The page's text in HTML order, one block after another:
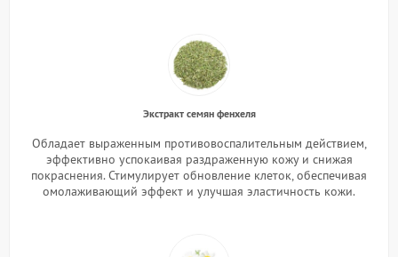
Экстракт семян фенхеля
Обладает выраженным противовоспалительным действием,
эффективно успокаивая раздраженную кожу и снижая
покраснения. Стимулирует обновление клеток, обеспечивая
омолаживающий эффект и улучшая эластичность кожи.